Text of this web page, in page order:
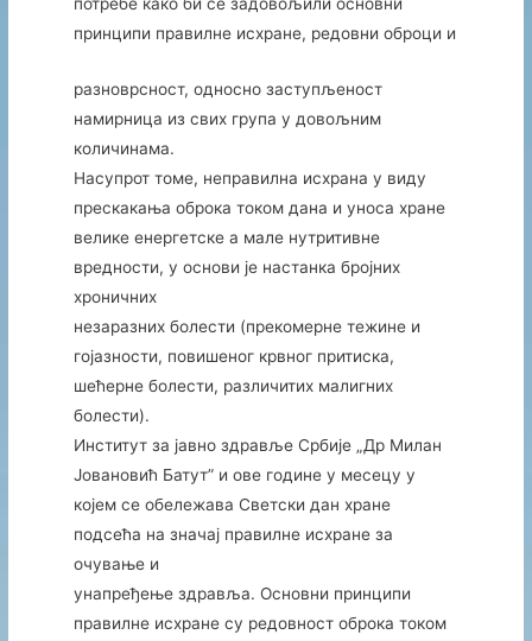
принципи правилне исхране, редовни оброци и
разноврсност, односно заступљеност
намирница из свих група у довољним
количинама.
Насупрот томе, неправилна исхрана у виду
прескакања оброка током дана и уноса хране
велике енергетске а мале нутритивне
вредности, у основи je настанка бројних
хроничних
незаразних болести (прекомерне тежине и
гојазности, повишеног крвног притиска,
шећерне болести, различитих малигних
болести).
Институт за јавно здравље Србије „Др Милан
Јовановић Батут” и ове године у месецу у
којем се обележава Светски дан хране
подсећа на значај правилне исхране за
очување и
унапређење здравља. Основни принципи
правилне исхране су редовност оброка током